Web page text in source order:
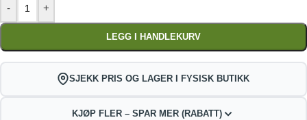
- +
LEGG I HANDLEKURV
SJEKK PRIS OG LAGER I FYSISK BUTIKK
KJØP FLER – SPAR MER (RABATT)